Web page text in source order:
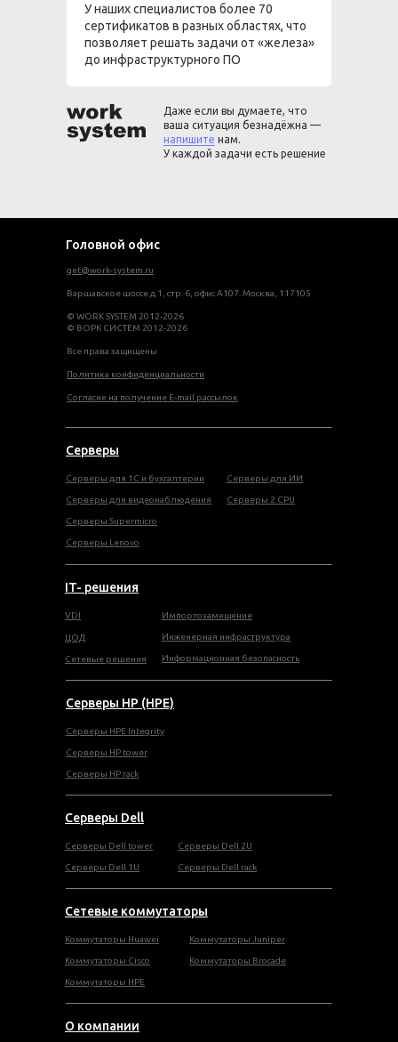
У наших специалистов более 70
сертификатов в разных областях, что
позволяет решать задачи от «железа»
до инфраструктурного ПО
Даже если вы думаете, что
ваша ситуация безнадёжна —
напишите нам.
У каждой задачи есть решение
get@work-system.ru
Варшавское шоссе д.1, стр. 6, офис А107. Москва, 117105
© WORK SYSTEM 2012-2026
© ВОРК СИСТЕМ 2012-2026
Все права защищены
Политика конфиденциальности
Согласие на получение E-mail рассылок
Головной офис
Серверы
О компании
Серверы HP (HPE)
Серверы Dell
Сетевые коммутаторы
Серверы для 1С и бухгалтерии
Серверы для видеонаблюдения
Серверы Supermicro
Серверы HPE Integrity
Cерверы HP tower
Cерверы HP rack
Серверы Lenovo
Серверы для ИИ
Серверы 2 CPU
Cерверы Dell tower
Серверы Dell 1U
Серверы Dell 2U
Серверы Dell rack
VDI
ЦОД
Сетевые решения
Импортозамещение
Инженерная инфраструктура
Информационная безопасность
IT- решения
Коммутаторы Huawei
Коммутаторы Cisco
Коммутаторы HPE
Коммутаторы Juniper
Коммутаторы Brocade